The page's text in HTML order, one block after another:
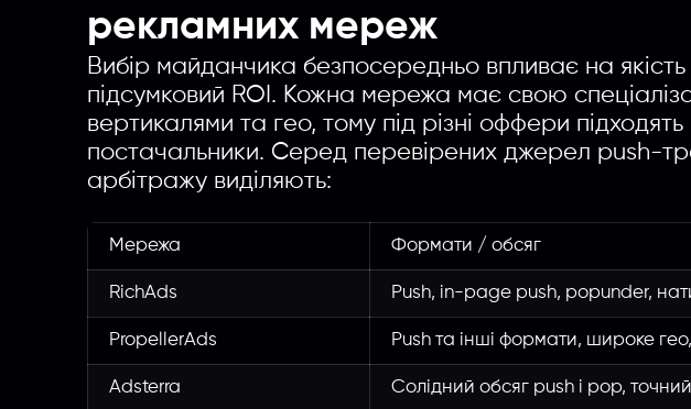
Введите название
рекламних мереж
Вибір майданчика безпосередньо впливає на якість
підсумковий ROI. Кожна мережа має свою
вертикалями та гео, тому під різні оффери підходять
постачальники. Серед перевірених джерел push-
арбітражу виділяють:
Мережа Формати / обсяг
RichAds Push, in-page push, popunder,
PropellerAds Push та інші формати, широке гео,
Adsterra Солідний обсяг push і pop,